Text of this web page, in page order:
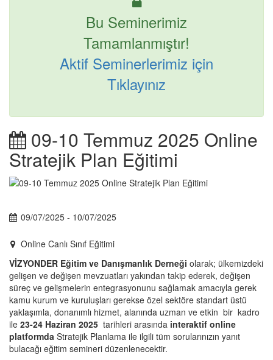
Bu Seminerimiz
Tamamlanmıştır!
Aktif Seminerlerimiz için
Tıklayınız
09-10 Temmuz 2025 Online
Stratejik Plan Eğitimi
09/07/2025 - 10/07/2025
Online Canlı Sınıf Eğitimi
VİZYONDER Eğitim ve Danışmanlık Derneği olarak; ülkemizdeki
gelişen ve değişen mevzuatları yakından takip ederek, değişen
süreç ve gelişmelerin entegrasyonunu sağlamak amacıyla gerek
kamu kurum ve kuruluşları gerekse özel sektöre standart üstü
yaklaşımla, donanımlı hizmet, alanında uzman ve etkin bir kadro
ile 23-24 Haziran 2025 tarihleri arasında interaktif online
platformda Stratejik Planlama ile ilgili tüm sorularınızın yanıt
bulacağı eğitim semineri düzenlenecektir.